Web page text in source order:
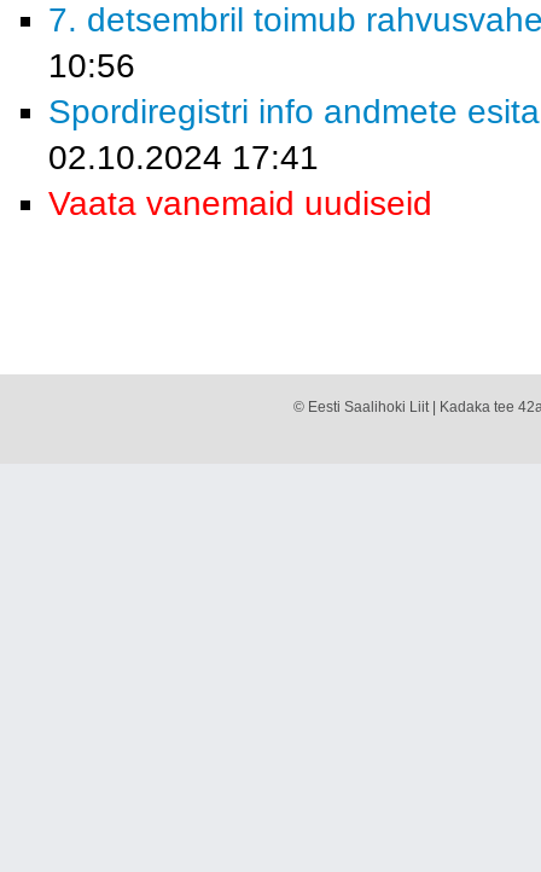
7. detsembril toimub
10:56
Spordiregistri info andmete
02.10.2024 17:41
Vaata vanemaid uudiseid
© Eesti Saalihoki Liit | Kadaka tee